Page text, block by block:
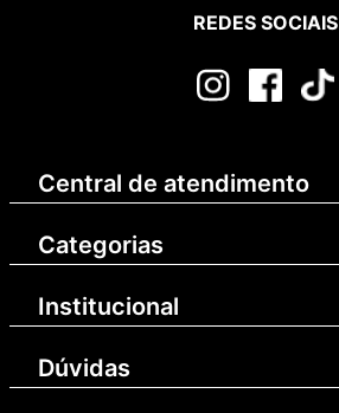
REDES SOCIAIS
Central de atendimento
Categorias
Institucional
Dúvidas